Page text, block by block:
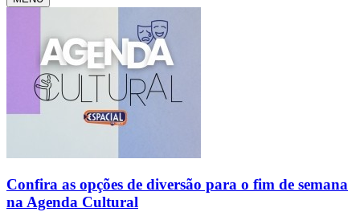
Confira as opções de diversão para o fim de semana
na Agenda Cultural